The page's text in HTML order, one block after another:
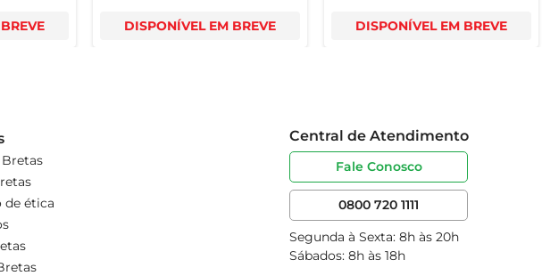
DISPONÍVEL EM BREVE DISPONÍVEL EM BREVE
de ética
Central de Atendimento
Fale Conosco
0800 720 1111
Segunda à Sexta: 8h às 20h
Sábados: 8h às 18h